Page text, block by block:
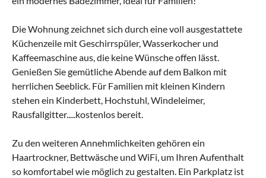
Die Wohnung zeichnet sich durch eine voll ausgestattete
Küchenzeile mit Geschirrspüler, Wasserkocher und
Kaffeemaschine aus, die keine Wünsche offen lässt.
Genießen Sie gemütliche Abende auf dem Balkon mit
herrlichen Seeblick. Für Familien mit kleinen Kindern
stehen ein Kinderbett, Hochstuhl, Windeleimer,
Rausfallgitter.....kostenlos bereit.
Zu den weiteren Annehmlichkeiten gehören ein
Haartrockner, Bettwäsche und WiFi, um Ihren Aufenthalt
so komfortabel wie möglich zu gestalten. Ein Parkplatz ist